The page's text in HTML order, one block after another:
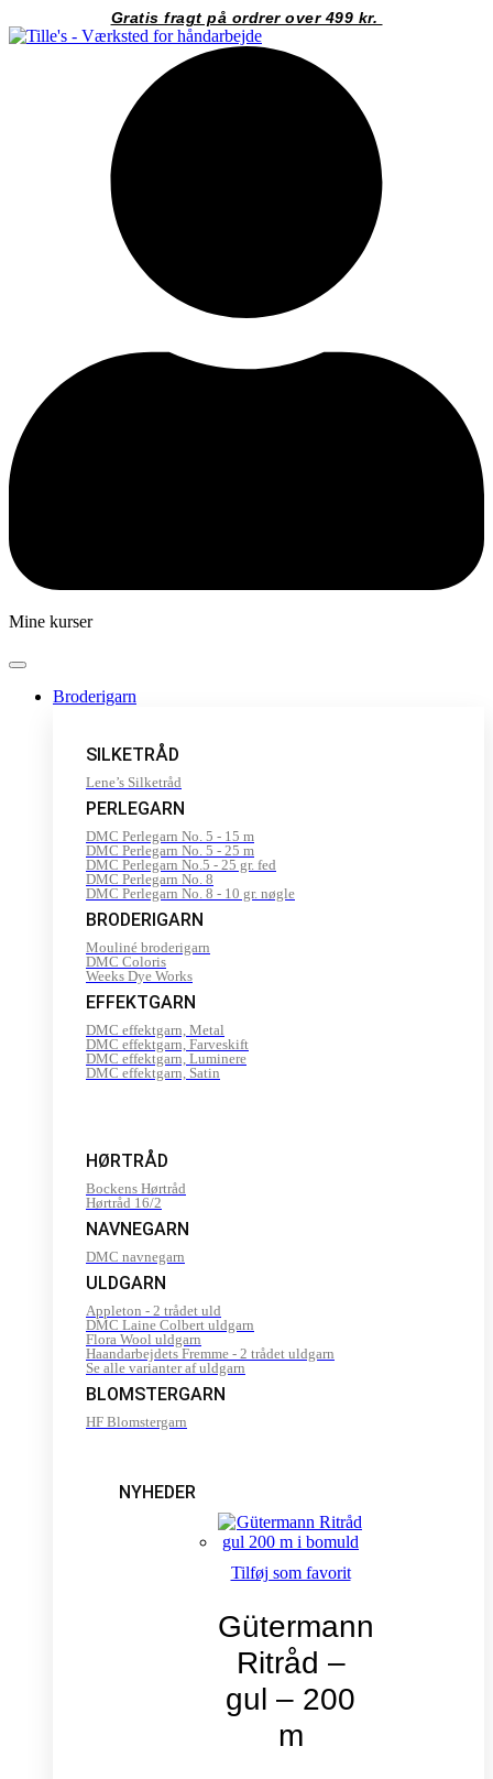
til
Gratis fragt på ordrer over 499 kr.
Mine kurser
Broderigarn
SILKETRÅD
Lene’s Silketråd
PERLEGARN
DMC Perlegarn No. 5 - 15 m
DMC Perlegarn No. 5 - 25 m
DMC Perlegarn No.5 - 25 gr. fed
DMC Perlegarn No. 8
DMC Perlegarn No. 8 - 10 gr. nøgle
BRODERIGARN
Mouliné broderigarn
DMC Coloris
Weeks Dye Works
EFFEKTGARN
DMC effektgarn, Metal
DMC effektgarn, Farveskift
DMC effektgarn, Luminere
DMC effektgarn, Satin
HØRTRÅD
Bockens Hørtråd
Hørtråd 16/2
NAVNEGARN
DMC navnegarn
ULDGARN
Appleton - 2 trådet uld
DMC Laine Colbert uldgarn
Flora Wool uldgarn
Haandarbejdets Fremme - 2 trådet uldgarn
Se alle varianter af uldgarn
BLOMSTERGARN
HF Blomstergarn
NYHEDER
Tilføj som favorit
Gütermann
Ritråd –
gul – 200
m